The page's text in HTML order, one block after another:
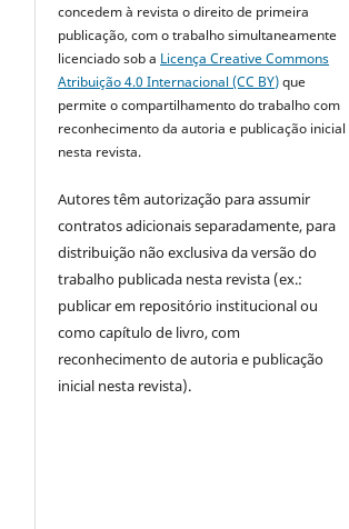
concedem à revista o direito de primeira
publicação, com o trabalho simultaneamente
licenciado sob a Licença Creative Commons
Atribuição 4.0 Internacional (CC BY)que
permite o compartilhamento do trabalho com
reconhecimento da autoria e publicação inicial
nesta revista.
Autores têm autorização para assumir
contratos adicionais separadamente, para
distribuição não exclusiva da versão do
trabalho publicada nesta revista (ex.:
publicar em repositório institucional ou
como capítulo de livro, com
reconhecimento de autoria e publicação
inicial nesta revista).